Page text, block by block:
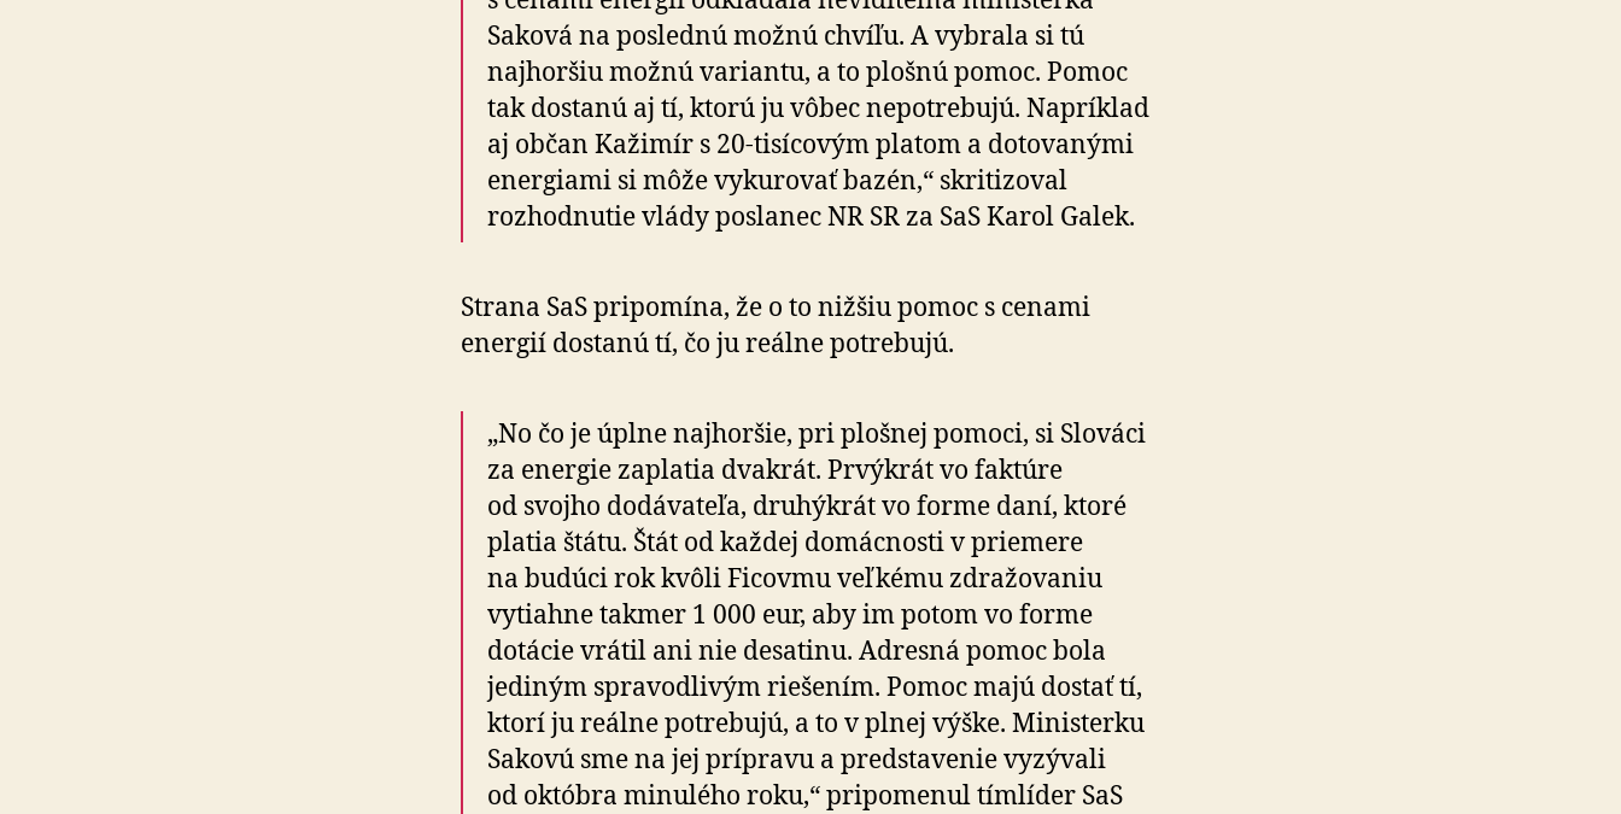
Saková na poslednú možnú chvíľu. A vybrala si tú
najhoršiu možnú variantu, a to plošnú pomoc. Pomoc
tak dostanú aj tí, ktorú ju vôbec nepotrebujú. Napríklad
aj občan Kažimír s 20-tisícovým platom a dotovanými
energiami si môže vykurovať bazén,“ skritizoval
rozhodnutie vlády poslanec NR SR za SaS Karol Galek.
Strana SaS pripomína, že o to nižšiu pomoc s cenami
energií dostanú tí, čo ju reálne potrebujú.
„No čo je úplne najhoršie, pri plošnej pomoci, si Slováci
za energie zaplatia dvakrát. Prvýkrát vo faktúre
od svojho dodávateľa, druhýkrát vo forme daní, ktoré
platia štátu. Štát od každej domácnosti v priemere
na budúci rok kvôli Ficovmu veľkému zdražovaniu
vytiahne takmer 1 000 eur, aby im potom vo forme
dotácie vrátil ani nie desatinu. Adresná pomoc bola
jediným spravodlivým riešením. Pomoc majú dostať tí,
ktorí ju reálne potrebujú, a to v plnej výške. Ministerku
Sakovú sme na jej prípravu a predstavenie vyzývali
od októbra minulého roku,“ pripomenul tímlíder SaS